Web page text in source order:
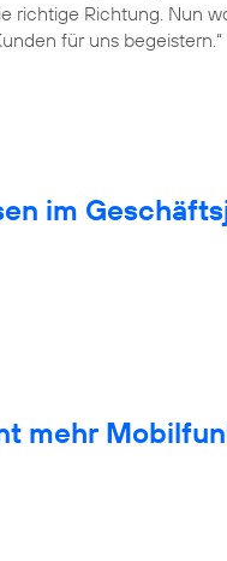
richtige Richtung. Nun
für uns begeistern.“
im
mehr